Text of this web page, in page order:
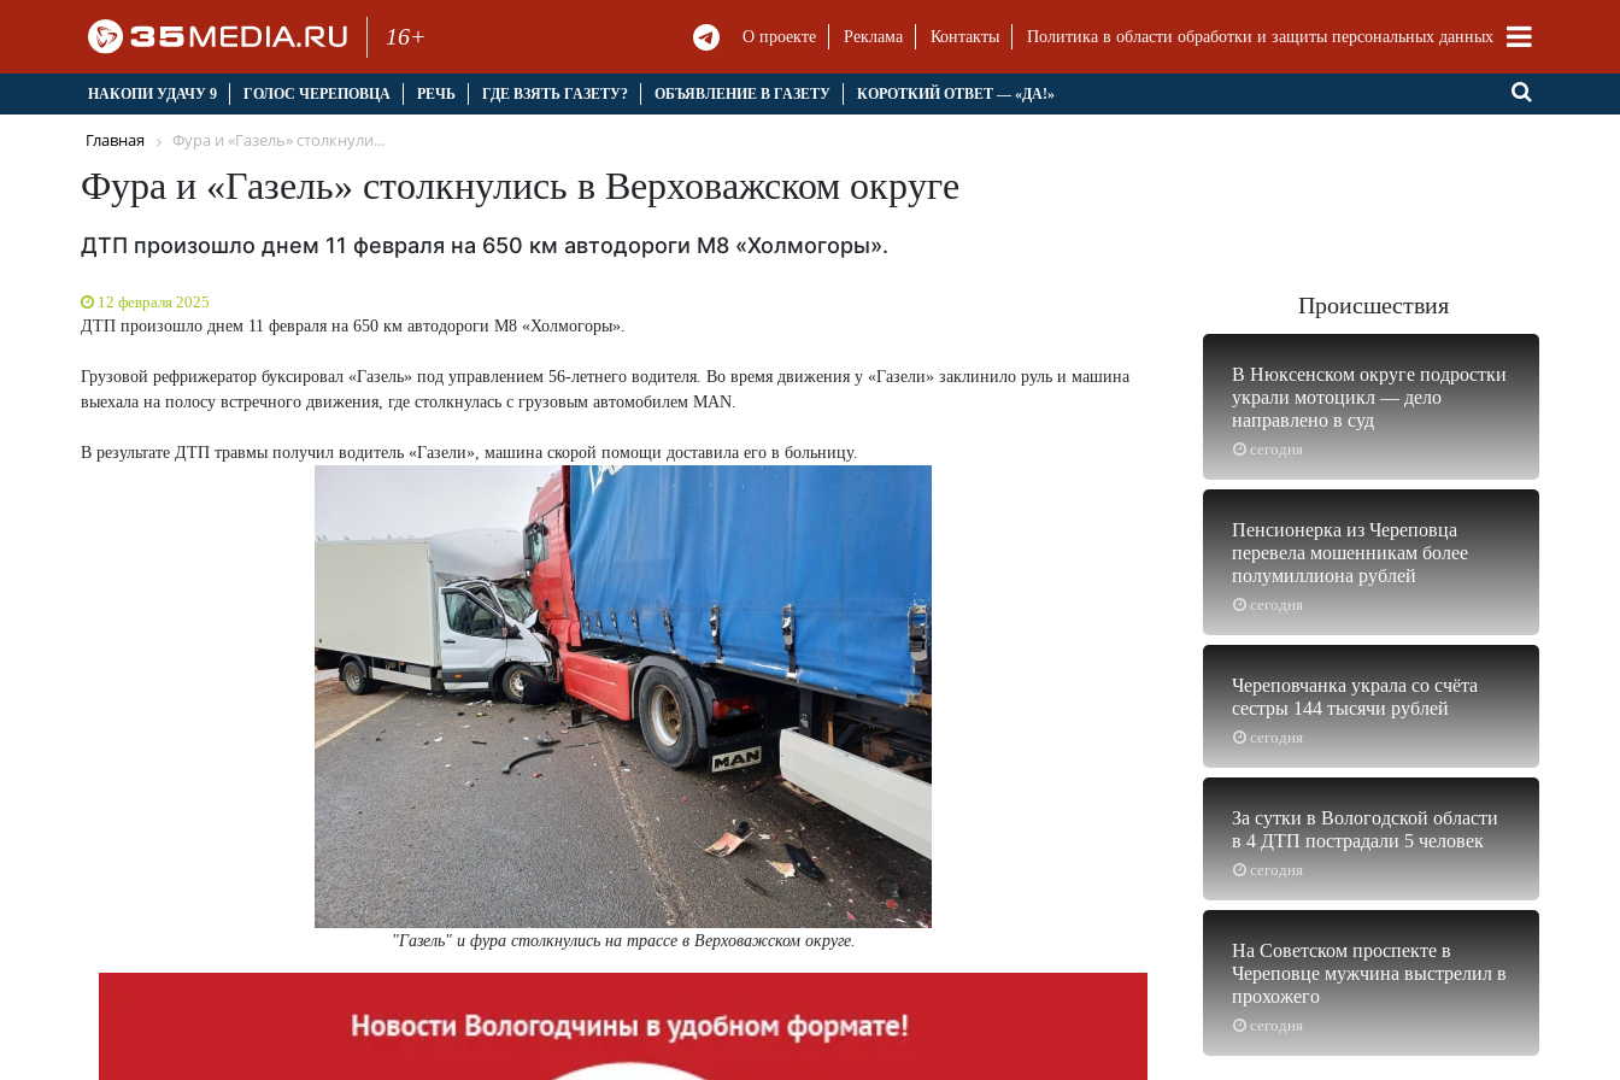
16+ О проекте Реклама Контакты Политика в области обработки и защиты персональных данных
НАКОПИ УДАЧУ 9 ГОЛОС ЧЕРЕПОВЦА РЕЧЬ ГДЕ ВЗЯТЬ ГАЗЕТУ? ОБЪЯВЛЕНИЕ В ГАЗЕТУ КОРОТКИЙ ОТВЕТ — «ДА!»
Главная Фура и «Газель» столкнули...
Фура и «Газель» столкнулись в Верховажском округе
ДТП произошло днем 11 февраля на 650 км автодороги М8 «Холмогоры».
12 февраля 2025
ДТП произошло днем 11 февраля на 650 км автодороги М8 «Холмогоры».
Грузовой рефрижератор буксировал «Газель» под управлением 56-летнего водителя. Во время движения у «Газели» заклинило руль и машина
выехала на полосу встречного движения, где столкнулась с грузовым автомобилем MAN.
В результате ДТП травмы получил водитель «Газели», машина скорой помощи доставила его в больницу.
"Газель" и фура столкнулись на трассе в Верховажском округе.
Происшествия
сегодня
В Нюксенском округе подростки
украли мотоцикл — дело
направлено в суд
сегодня
Пенсионерка из Череповца
перевела мошенникам более
полумиллиона рублей
сегодня
Череповчанка украла со счёта
сестры 144 тысячи рублей
сегодня
За сутки в Вологодской области
в 4 ДТП пострадали 5 человек
сегодня
На Советском проспекте в
Череповце мужчина выстрелил в
прохожего